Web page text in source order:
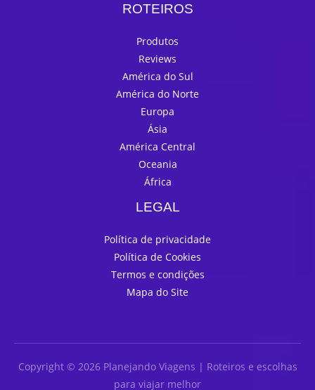
ROTEIROS
Produtos
Reviews
América do Sul
América do Norte
Europa
Ásia
América Central
Oceania
África
LEGAL
Política de privacidade
Política de Cookies
Termos e condições
Mapa do Site
Copyright © 2026 Planejando Viagens | Roteiros e escolhas
para viajar melhor